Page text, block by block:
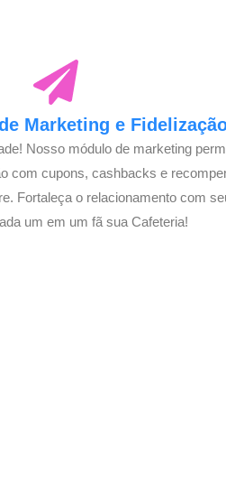
Marketing e
Nosso módulo de marketing
com cupons, cashbacks e
Fortaleça o relacionamento com
um em um fã sua Cafeteria!